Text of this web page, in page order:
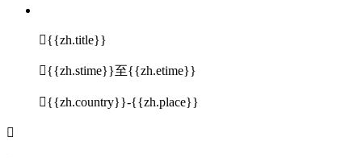
{{zh.title}}
{{zh.stime}}至{{zh.etime}}
{{zh.country}}-{{zh.place}}
